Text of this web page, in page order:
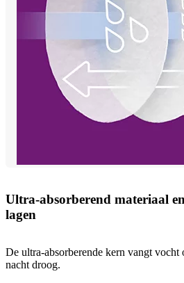
Ultra-absorberend materiaal
lagen
De ultra-absorberende kern vangt vocht
nacht droog.